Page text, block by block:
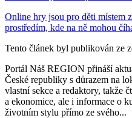
Online hry jsou pro děti místem
prostředím, kde na ně mohou
Tento článek byl publikován ze
Portál Náš REGION přináší
České republiky s důrazem na
vlastní sekce a redaktory, takže
a ekonomice, ale i informace o
životním stylu přímo ze svého...